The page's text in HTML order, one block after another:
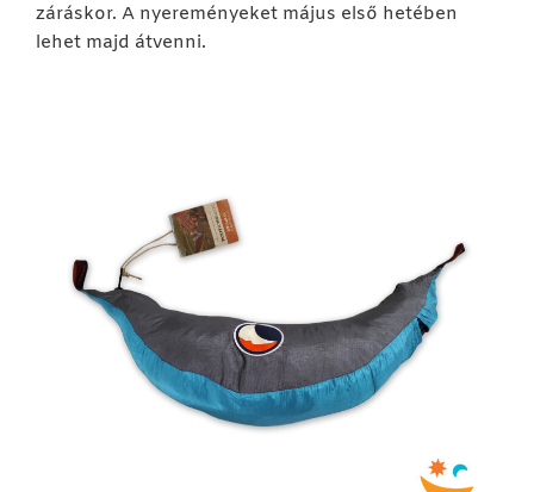
záráskor. A nyereményeket május első hetében
lehet majd átvenni.